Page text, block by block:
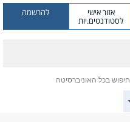
אזור אישי
לסטודנטים.יות
להרשמה
חיפוש בכל האוניברסיטה